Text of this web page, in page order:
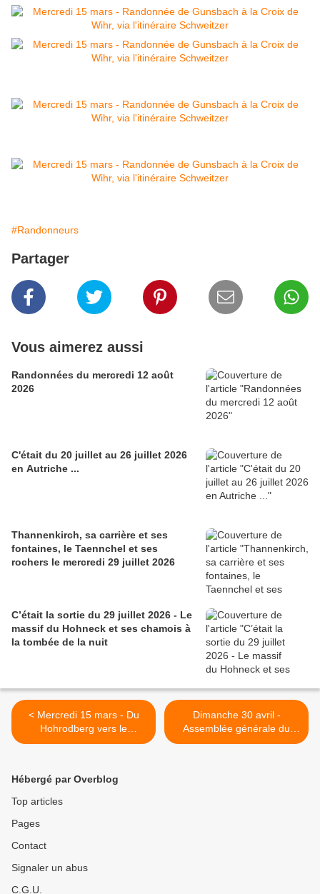
#Randonneurs
Partager
Vous aimerez aussi
Randonnées du mercredi 12 août
2026
C'était du 20 juillet au 26 juillet 2026
en Autriche ...
Thannenkirch, sa carrière et ses
fontaines, le Taennchel et ses
rochers le mercredi 29 juillet 2026
C’était la sortie du 29 juillet 2026 - Le
massif du Hohneck et ses chamois à
la tombée de la nuit
< Mercredi 15 mars - Du
Hohrodberg vers le
Glasborn et le Wettstein,
Dimanche 30 avril -
Assemblée générale du
Club vosgien de Colmar
Hébergé par Overblog
Top articles
Pages
Contact
Signaler un abus
C.G.U.